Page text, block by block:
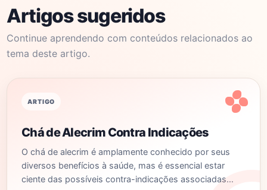
Artigos sugeridos
Continue aprendendo com conteúdos relacionados ao
tema deste artigo.
ARTIGO
Chá de Alecrim Contra Indicações
O chá de alecrim é amplamente conhecido por seus
diversos benefícios à saúde, mas é essencial estar
ciente das possíveis contra-indicações associadas…